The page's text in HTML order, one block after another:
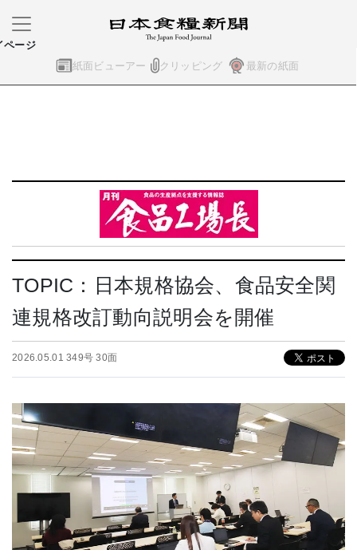
紙面ビューアー クリッピング 最新の紙面
ページ
TOPIC：日本規格協会、食品安全関
連規格改訂動向説明会を開催
2026.05.01 349号 30面